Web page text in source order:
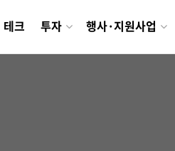
테크 투자 행사·지원사업